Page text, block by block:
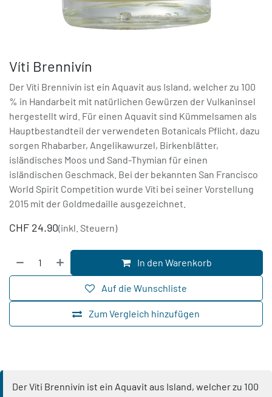
Víti Brennivín
Der Víti Brennivín ist ein Aquavit aus Island, welcher zu 100
% in Handarbeit mit natürlichen Gewürzen der Vulkaninsel
hergestellt wird. Für einen Aquavit sind Kümmelsamen als
Hauptbestandteil der verwendeten Botanicals Pflicht, dazu
sorgen Rhabarber, Angelikawurzel, Birkenblätter,
isländisches Moos und Sand-Thymian für einen
isländischen Geschmack. Bei der bekannten San Francisco
World Spirit Competition wurde Víti bei seiner Vorstellung
2015 mit der Goldmedaille ausgezeichnet.
CHF 24.90(inkl. Steuern)
In den Warenkorb
Zum Vergleich hinzufügen
Auf die Wunschliste
Der Víti Brennivín ist ein Aquavit aus Island, welcher zu 100